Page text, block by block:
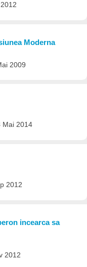
Moderna
2009
Mai 2014
2012
incearca sa
2012